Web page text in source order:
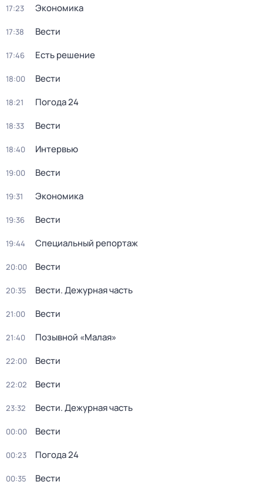
17:23 Экономика
17:38 Вести
17:46 Есть решение
18:00 Вести
18:21 Погода 24
18:33 Вести
18:40 Интервью
19:00 Вести
19:31 Экономика
19:36 Вести
19:44 Специальный репортаж
20:00 Вести
20:35 Вести. Дежурная часть
21:00 Вести
21:40 Позывной «Малая»
22:00 Вести
22:02 Вести
23:32 Вести. Дежурная часть
00:00 Вести
00:23 Погода 24
00:35 Вести